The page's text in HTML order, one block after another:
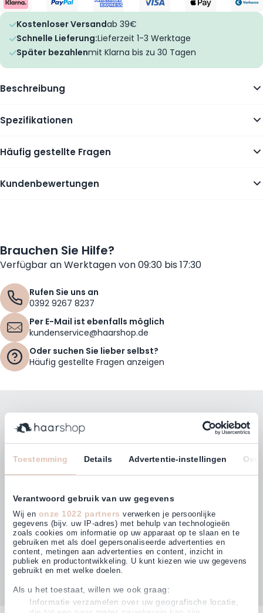
Toestemming Details Advertentie-instellingen Over
Verantwoord gebruik van uw gegevens
Wij en onze 1022 partners verwerken je persoonlijke
gegevens (bijv. uw IP-adres) met behulp van technologieën
zoals cookies om informatie op uw apparaat op te slaan en te
gebruiken met als doel gepersonaliseerde advertenties en
content, metingen aan advertenties en content, inzicht in
publiek en productontwikkeling. U kunt kiezen wie uw gegevens
gebruikt en met welke doelen.
Als u het toestaat, willen we ook graag:
Informatie verzamelen over uw geografische locatie,
Kostenloser Versandab 39€
Schnelle Lieferung:Lieferzeit 1-3 Werktage
Später bezahlenmit Klarna bis zu 30 Tagen
Beschreibung
Spezifikationen
Häufig gestellte Fragen
Kundenbewertungen
Brauchen Sie Hilfe?
Verfügbar an Werktagen von 09:30 bis 17:30
Rufen Sie uns an
0392 9267 8237
Per E-Mail ist ebenfalls möglich
kundenservice@haarshop.de
Oder suchen Sie lieber selbst?
Häufig gestellte Fragen anzeigen
Bleiben Sie mit unserem Newsletter auf dem
Laufenden!
E-Mailadresse
Abonnieren
Kunden bewerten uns mit
4,63 (874)